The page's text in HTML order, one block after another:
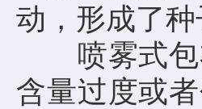
动，形成了种
喷雾式包衣
含量过度或